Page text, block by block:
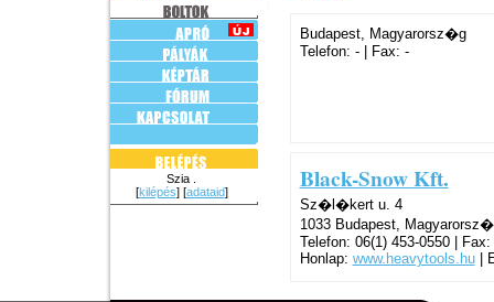
Szia .
[kilépés] [adataid]
Budapest, Magyarorsz�g
Telefon: - | Fax: -
Black-Snow Kft.
Sz�l�kert u. 4
1033 Budapest,
Telefon: 06(1) 453-0550 |
Honlap: www.heavytools.hu|